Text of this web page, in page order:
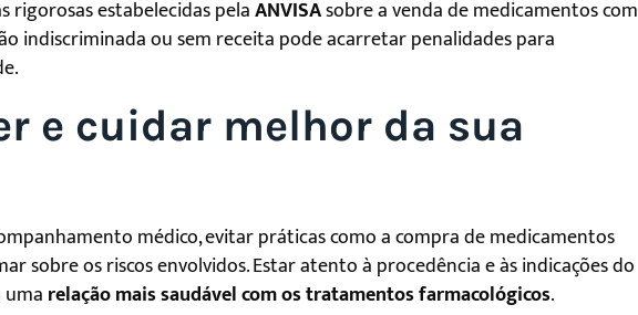
rigorosas estabelecidas pelaANVISAsobre a venda de medicamentos com
indiscriminada ou sem receita pode acarretar penalidades para
e cuidar melhor da sua
médico, evitar práticas como a compra de medicamentos
sobre os riscos envolvidos. Estar atento à procedência e às indicações do
relação mais saudável com os tratamentos farmacológicos.